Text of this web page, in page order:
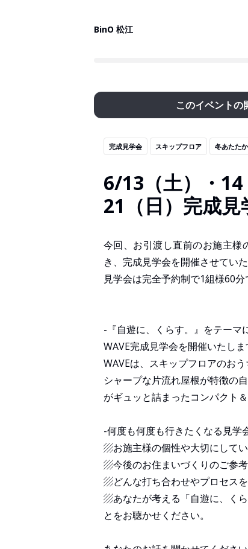
BinO 松江
このイベントの
完成見学会 スキップフロア 冬あたた
6/13（土）・14
21（日）完成見
今回、お引渡し直前のお施主様
き、完成見学会を開催させてい
見学会は完全予約制で1組様60分
-『自遊に、くらす。』をテーマ
WAVE完成見学会を開催いたしま
WAVEは、スキップフロアのおう
シャープな片流れ屋根が特徴の
がギュッと詰まったコンパクト
-何度も何度も行きたくなる見学
▨お施主様の個性や大切にして
▨今後のお住まいづくりのご参
▨どんな打ち合わせやプロセス
▨あなたが考える「自遊に、く
とをお聴かせください。